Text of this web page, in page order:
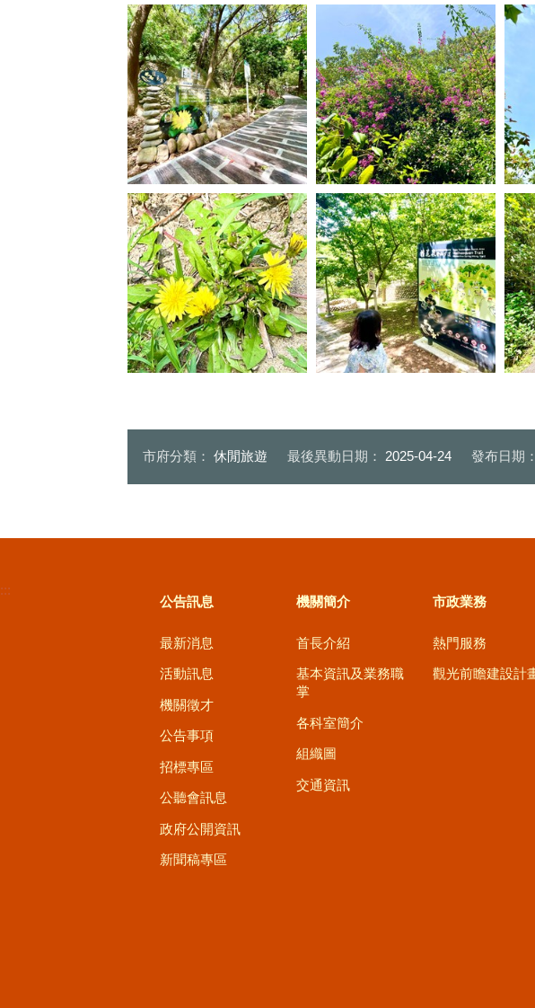
園之道設有台灣蒲公英導覽資訊 園之道九重葛綻放亮麗色彩 林
市府分類： 休閒旅遊 最後異動日期： 2025-04-24 發布日期：
:::
公告訊息
最新消息
活動訊息
機關徵才
公告事項
招標專區
公聽會訊息
政府公開資訊
新聞稿專區
機關簡介
首長介紹
基本資訊及業務職
掌
各科室簡介
組織圖
交通資訊
市政業務
熱門服務
觀光前瞻建設計